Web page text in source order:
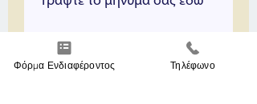
Φόρμα Ενδιαφέροντος Τηλέφωνο